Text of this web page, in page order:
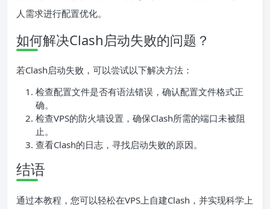
人需求进行配置优化。
如何解决Clash启动失败的问题？
若Clash启动失败，可以尝试以下解决方法：
检查配置文件是否有语法错误，确认配置文件格式正
确。
检查VPS的防火墙设置，确保Clash所需的端口未被阻
止。
查看Clash的日志，寻找启动失败的原因。
结语
通过本教程，您可以轻松在VPS上自建Clash，并实现科学上